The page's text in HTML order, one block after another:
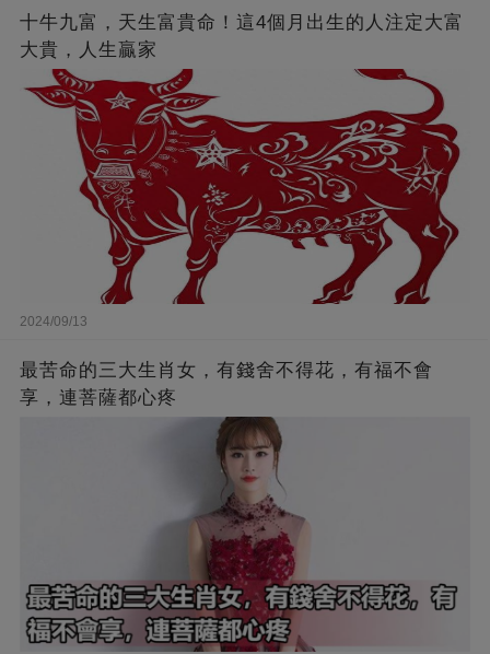
十牛九富，天生富貴命！這4個月出生的人注定大富
大貴，人生贏家
2024/09/13
最苦命的三大生肖女，有錢舍不得花，有福不會
享，連菩薩都心疼